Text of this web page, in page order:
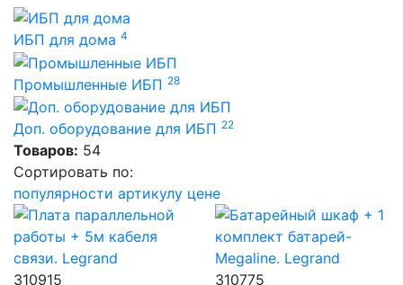
ИБП для дома 4
Промышленные ИБП 28
Доп. оборудование для ИБП 22
Товаров: 54
Сортировать по:
популярности артикулу цене
310915 310775